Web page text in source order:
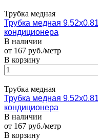
Трубка медная
Трубка медная
кондиционера
В наличии
от 167 руб./метр
В корзину
Трубка медная
Трубка медная
кондиционера
В наличии
от 167 руб./метр
В корзину